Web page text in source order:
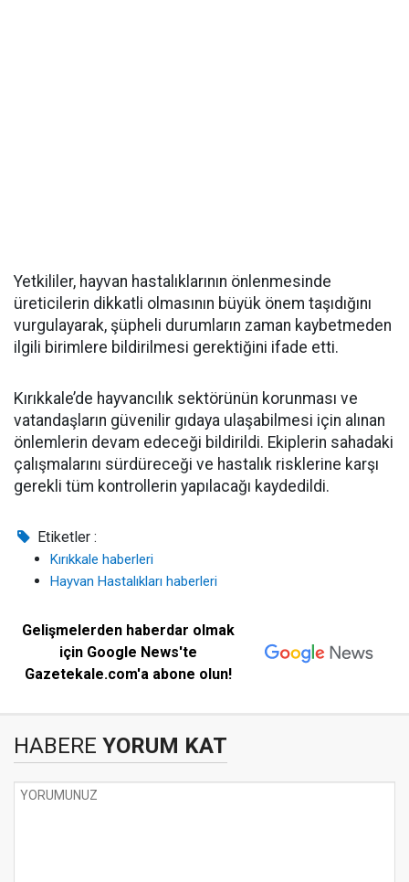
Yetkililer, hayvan hastalıklarının önlenmesinde
üreticilerin dikkatli olmasının büyük önem taşıdığını
vurgulayarak, şüpheli durumların zaman kaybetmeden
ilgili birimlere bildirilmesi gerektiğini ifade etti.
Kırıkkale’de hayvancılık sektörünün korunması ve
vatandaşların güvenilir gıdaya ulaşabilmesi için alınan
önlemlerin devam edeceği bildirildi. Ekiplerin sahadaki
çalışmalarını sürdüreceği ve hastalık risklerine karşı
gerekli tüm kontrollerin yapılacağı kaydedildi.
Etiketler :
Kırıkkale haberleri
Hayvan Hastalıkları haberleri
Gelişmelerden haberdar olmak
için Google News'te
Gazetekale.com'a abone olun!
HABERE YORUM KAT